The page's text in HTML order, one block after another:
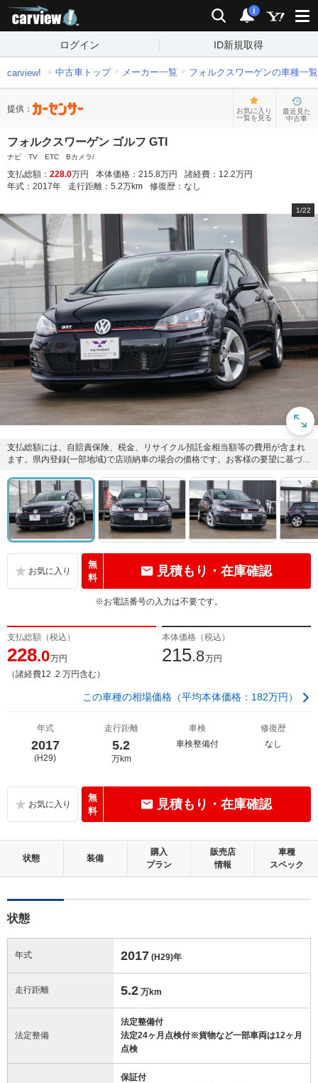
検索 通知
i
ログイン ID新規取得
carview! 中古車トップ メーカー一覧 フォルクスワーゲンの車種一覧
提供：
お気に入り
一覧を見る
最近見た
中古車
フォルクスワーゲン ゴルフ GTI
ナビ TV ETC Bカメラ/
支払総額： 228.0万円 本体価格： 215.8万円 諸経費： 12.2万円
年式： 2017年 走行距離： 5.2万km 修復歴： なし
1/22
支払総額には、自賠責保険、税金、リサイクル預託金相当額等の費用が含まれ
ます。県内登録(一部地域)で店頭納車の場合の価格です。お客様の要望に基づく
無
料
見積もり・在庫確認
※お電話番号の入力は不要です。
支払総額（税込）
228.0万円
（諸経費12 .2 万円含む）
本体価格（税込）
215.8万円
この車種の相場価格（平均本体価格：182万円）
年式
2017
(H29)
走行距離
5.2
万km
車検
車検整備付
修復歴
なし
無
料
見積もり・在庫確認
状態 装備
購入
プラン
販売店
情報
車種
スペック
状態
年式 2017 (H29)年
走行距離 5.2 万km
法定整備
法定整備付
法定24ヶ月点検付※貨物など一部車両は12ヶ月
点検
保証付